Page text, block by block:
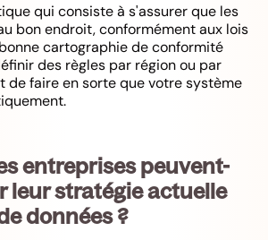
qui consiste à s'assurer que les
bon endroit, conformément aux lois
cartographie de conformité
des règles par région ou par
de faire en sorte que votre système
entreprises peuvent-
leur stratégie actuelle
données ?